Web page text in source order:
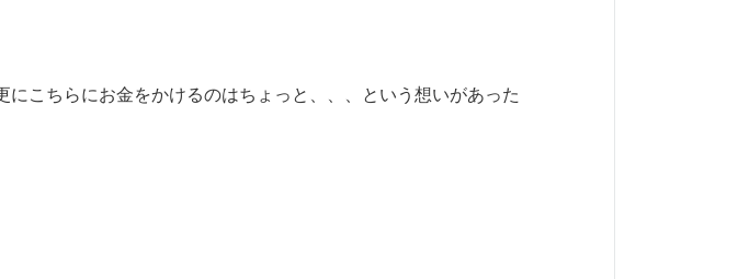
こちらにお金をかけるのはちょっと、、、という想いがあった